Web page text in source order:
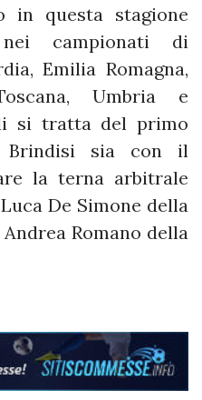
in questa stagione
nei campionati di
Emilia Romagna,
Umbria e
si tratta del primo
sia con il
la terna arbitrale
De Simone della
Romano della